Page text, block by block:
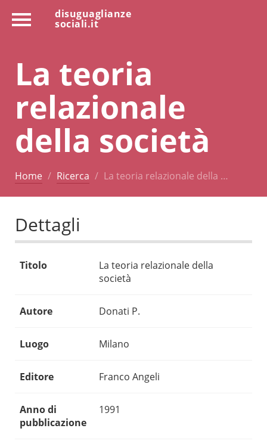
disuguaglianze
sociali.it
La teoria
relazionale
della società
Home Ricerca La teoria relazionale della …
Dettagli
Titolo
La teoria relazionale della
società
Autore Donati P.
Luogo Milano
Editore Franco Angeli
Anno di
pubblicazione
1991